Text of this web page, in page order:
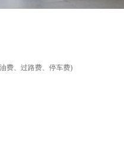
费、过路费、停车费)